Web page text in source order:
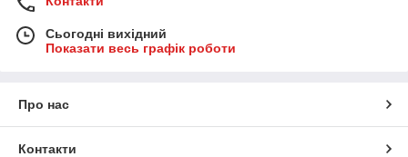
Сьогодні вихідний
Показати весь графік роботи
Про нас
Контакти